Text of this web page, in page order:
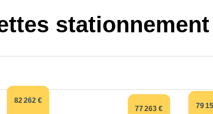
82 262 €
77 263 € 79